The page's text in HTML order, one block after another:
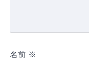
名前 ※